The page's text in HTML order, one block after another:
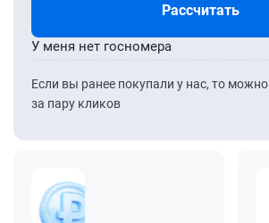
Рассчитать
Если вы ранее покупали у нас, то можно
за пару кликов
У меня нет госномера